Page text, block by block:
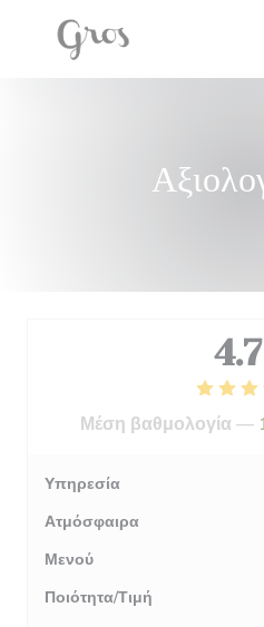
Πίνακας διαχείρισης
4.7
Μέση βαθμολογία —
Υπηρεσία
Ατμόσφαιρα
Μενού
Ποιότητα/Τιμή